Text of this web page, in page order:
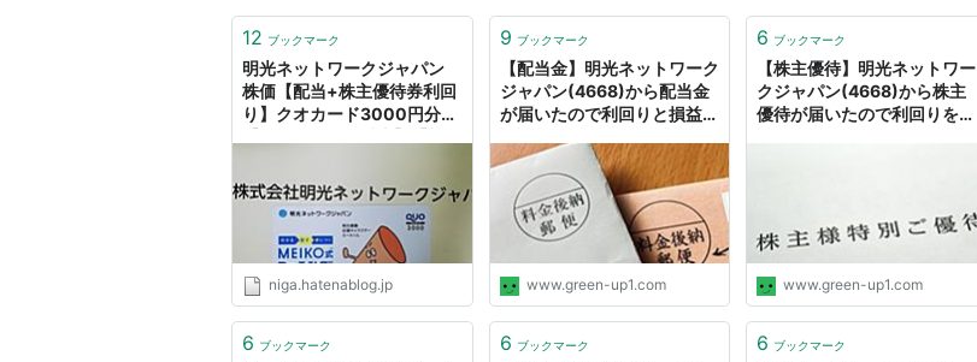
12 ブックマーク
明光ネットワークジャパン
株価【配当+株主優待券利回
り】クオカード3000円分
主優待と東方絵師
niga.hatenablog.jp
9 ブックマーク
【配当金】明光ネットワーク
ジャパン(4668)から配当金
が届いたので利回りと損益を
greenの日記
www.green-up1.com
6 ブックマーク
【株主優待】明光ネットワー
クジャパン(4668)から株主
優待が届いたので利回りを確
www.green-up1.com
6 ブックマーク 6 ブックマーク 6 ブックマーク